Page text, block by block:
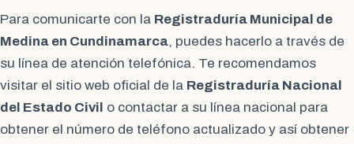
Para comunicarte con la Registraduría Municipal de
Medina en Cundinamarca, puedes hacerlo a través de
su línea de atención telefónica. Te recomendamos
visitar el sitio web oficial de la Registraduría Nacional
del Estado Civil o contactar a su línea nacional para
obtener el número de teléfono actualizado y así obtener